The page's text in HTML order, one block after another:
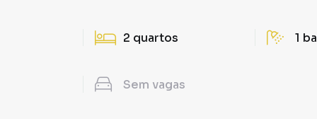
2 quartos 1
Sem vagas